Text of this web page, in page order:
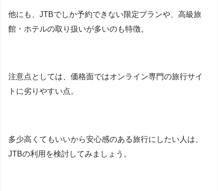
他にも、JTBでしか予約できない限定プランや、高級旅
館・ホテルの取り扱いが多いのも特徴。
注意点としては、価格面ではオンライン専門の旅行サイ
トに劣りやすい点。
多少高くてもいいから安心感のある旅行にしたい人は、
JTBの利用を検討してみましょう。